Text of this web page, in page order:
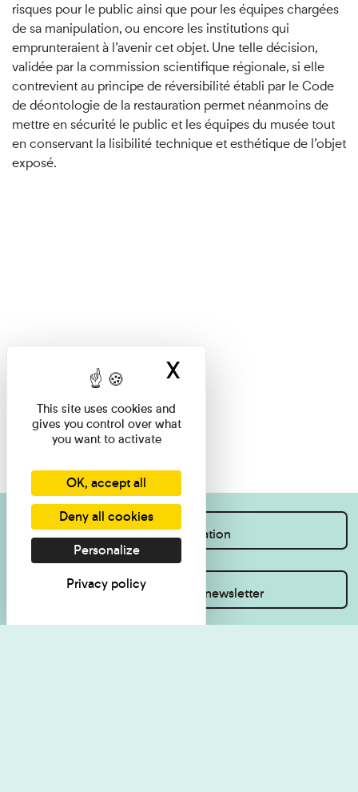
risques pour le public ainsi que pour les équipes chargées
de sa manipulation, ou encore les institutions qui
emprunteraient à l’avenir cet objet. Une telle décision,
validée par la commission scientifique régionale, si elle
contrevient au principe de réversibilité établi par le Code
de déontologie de la restauration permet néanmoins de
mettre en sécurité le public et les équipes du musée tout
en conservant la lisibilité technique et esthétique de l’objet
exposé.
I want information
Inscrivez-vous à la newsletter
This site uses cookies and
gives you control over what
you want to activate
OK, accept all
Deny all cookies
Personalize
Privacy policy
X